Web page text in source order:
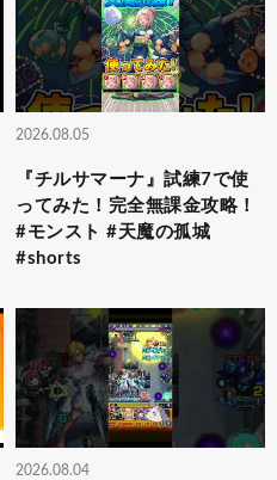
2026.08.05
『チルサマーナ』試練7で使
ってみた！完全無課金攻略！
#モンスト #天魔の孤城
#shorts
2026.08.04